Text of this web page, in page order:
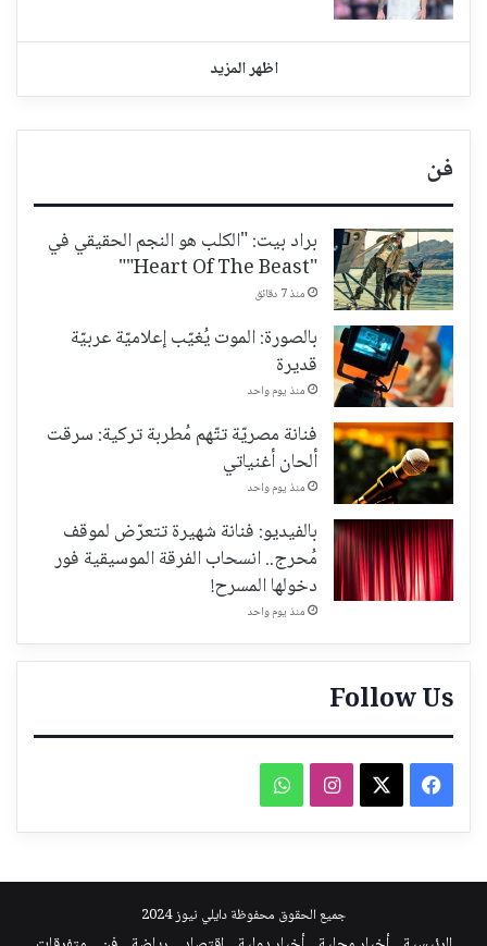
اظهر المزيد
فن
براد بيت: "الكلب هو النجم الحقيقي في
"Heart Of The Beast""
منذ 7 دقائق
بالصورة: الموت يُغيّب إعلاميّة عربيّة
قديرة
منذ يوم واحد
فنانة مصريّة تتّهم مُطربة تركية: سرقت
ألحان أغنياتي
منذ يوم واحد
بالفيديو: فنانة شهيرة تتعرّض لموقف
مُحرج.. انسحاب الفرقة الموسيقية فور
دخولها المسرح!
منذ يوم واحد
Follow Us
فيسبوك انستقرامواتساب
جميع الحقوق محفوظة دايلي نيوز 2024